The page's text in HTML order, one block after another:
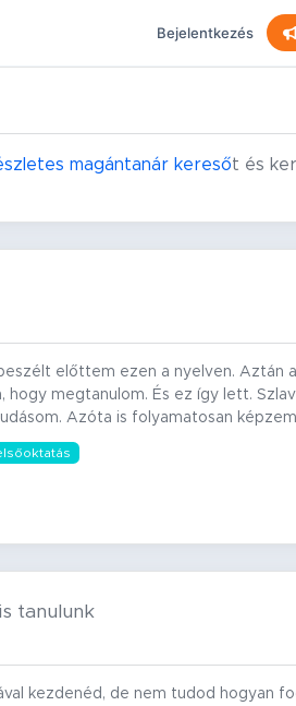
Bejelentkezés
magántanár keresőt és
előttem ezen a nyelven. Aztán
megtanulom. És ez így lett.
Azóta is folyamatosan
tanulunk
kezdenéd, de nem tudod hogyan